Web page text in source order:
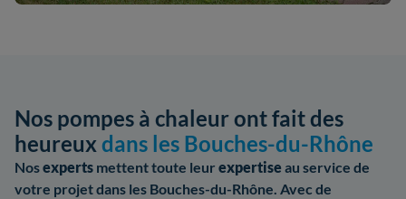
Nos pompes à chaleur ont fait des
heureux dans les Bouches-du-Rhône
Nosexperts mettent toute leur expertise au service de
votre projet dans les Bouches-du-Rhône. Avec de